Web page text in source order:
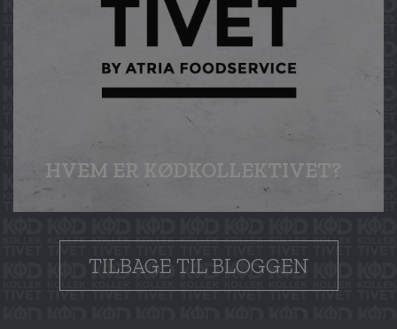
HVEM ER KØD­KOLLEKTIVET?
TILBAGE TIL BLOGGEN